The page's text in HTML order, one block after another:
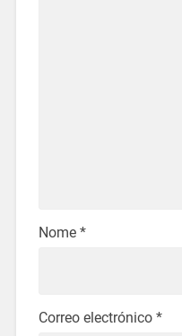
Nome *
Correo electrónico *